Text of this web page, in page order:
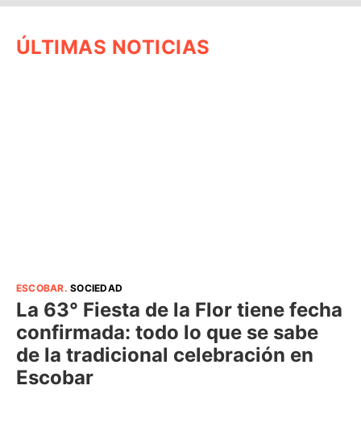
ÚLTIMAS NOTICIAS
ESCOBAR.SOCIEDAD
La 63° Fiesta de la Flor tiene fecha
confirmada: todo lo que se sabe
de la tradicional celebración en
Escobar